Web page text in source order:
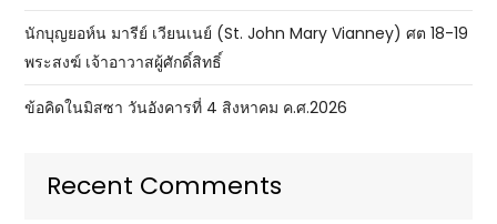
นักบุญยอห์น มารีย์ เวียนเนย์ (St. John Mary Vianney) ศต 18-19
พระสงฆ์ เจ้าอาวาสผู้ศักดิ์สิทธิ์
ข้อคิดในมิสซา วันอังคารที่ 4 สิงหาคม ค.ศ.2026
Recent Comments